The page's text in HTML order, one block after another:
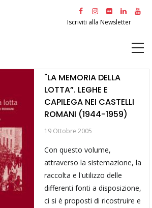
Iscriviti alla Newsletter
"LA MEMORIA DELLA
LOTTA”. LEGHE E
CAPILEGA NEI CASTELLI
ROMANI (1944-1959)
19 Ottobre 2005
Con questo volume,
attraverso la sistemazione, la
raccolta e l'utilizzo delle
differenti fonti a disposizione,
ci si è proposti di ricostruire e